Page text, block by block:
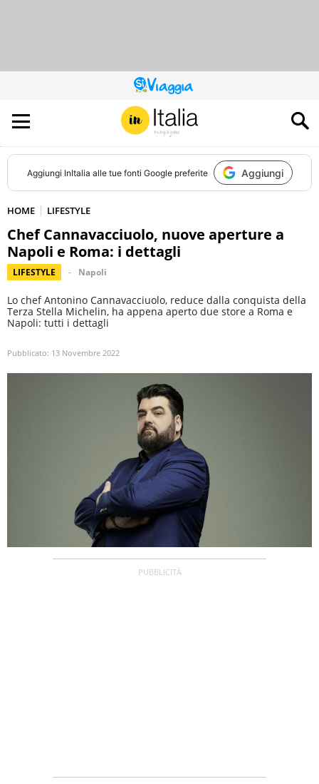
QUESTO
SITO
CONTRIBUISCE
ALL’AUDIENCE
DI
Aggiungi InItalia alle tue fonti Google preferite Aggiungi
HOME LIFESTYLE
Chef Cannavacciuolo, nuove aperture a
Napoli e Roma: i dettagli
LIFESTYLE Napoli
Lo chef Antonino Cannavacciuolo, reduce dalla conquista della
Terza Stella Michelin, ha appena aperto due store a Roma e
Napoli: tutti i dettagli
Pubblicato: 13 Novembre 2022